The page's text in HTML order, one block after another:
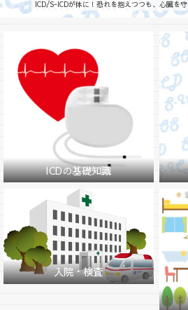
ICD/S-ICDが体に！恐れを抱えつつも、心臓を
ICDの基礎知識
入院・検査